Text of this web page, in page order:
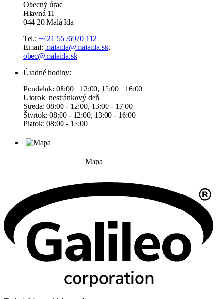
Obecný úrad
Hlavná 11
044 20 Malá Ida
Tel.: +421 55 /6970 112
Email: malaida@malaida.sk,
obec@malaida.sk
Úradné hodiny:
Pondelok: 08:00 - 12:00, 13:00 - 16:00
Utorok: nestránkový deň
Streda: 08:00 - 12:00, 13:00 - 17:00
Štvrtok: 08:00 - 12:00, 13:00 - 16:00
Piatok: 08:00 - 13:00
Mapa